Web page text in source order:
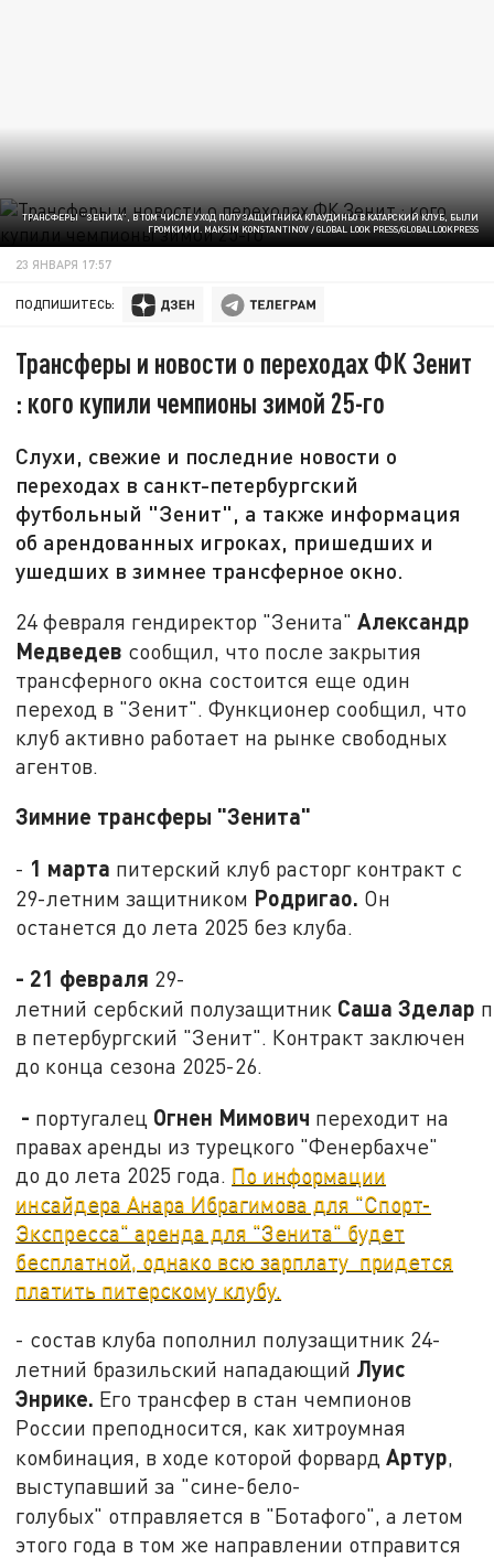
ТРАНСФЕРЫ "ЗЕНИТА", В ТОМ ЧИСЛЕ УХОД ПОЛУЗАЩИТНИКА КЛАУДИНЬО В КАТАРСКИЙ КЛУБ, БЫЛИ
ГРОМКИМИ. MAKSIM KONSTANTINOV / GLOBAL LOOK PRESS/GLOBALLOOKPRESS
23 ЯНВАРЯ 17:57
ПОДПИШИТЕСЬ:
Трансферы и новости о переходах ФК Зенит
: кого купили чемпионы зимой 25-го
Слухи, свежие и последние новости о
переходах в санкт-петербургский
футбольный "Зенит", а также информация
об арендованных игроках, пришедших и
ушедших в зимнее трансферное окно.
24 февраля гендиректор "Зенита"Александр
Медведев сообщил, что после закрытия
трансферного окна состоится еще один
переход в "Зенит". Функционер сообщил, что
клуб активно работает на рынке свободных
агентов.
Зимние трансферы "Зенита"
- 1 марта питерский клуб расторг контракт с
29-летним защитником Родригао. Он
останется до лета 2025 без клуба.
- 21 февраля 29-
летний сербский полузащитник Саша Зделар
в петербургский "Зенит". Контракт заключен
до конца сезона 2025-26.
- португалец Огнен Мимович переходит на
правах аренды из турецкого "Фенербахче"
до до лета 2025 года. По информации
инсайдера Анара Ибрагимова для "Спорт-
Экспресса" аренда для "Зенита" будет
бесплатной, однако всю зарплату придется
платить питерскому клубу.
- состав клуба пополнил полузащитник 24-
летний бразильский нападающий Луис
Энрике. Его трансфер в стан чемпионов
России преподносится, как хитроумная
комбинация, в ходе которой форвард Артур,
выступавший за "сине-бело-
голубых" отправляется в "Ботафого", а летом
этого года в том же направлении отправится